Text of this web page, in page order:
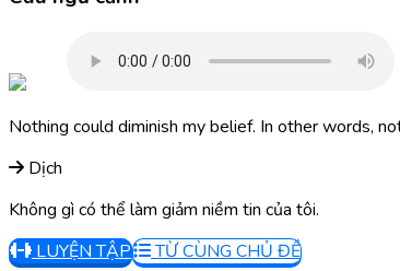
Nothing could diminish my belief. In other words,
Dịch
Không gì có thể làm giảm niềm tin của tôi.
LUYỆN TẬP
TỪ CÙNG CHỦ ĐỀ